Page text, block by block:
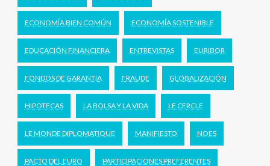
ECONOMÍA BIEN COMÚN ECONOMÍA SOSTENIBLE
EDUCACIÓN FINANCIERA ENTREVISTAS EURIBOR
FONDOS DE GARANTIA FRAUDE GLOBALIZACIÓN
HIPOTECAS LA BOLSA Y LA VIDA LE CERCLE
LE MONDE DIPLOMATIQUE MANIFIESTO NOES
PACTO DEL EURO PARTICIPACIONES PREFERENTES